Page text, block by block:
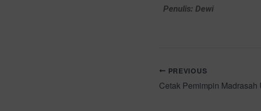
Penulis: Dewi
PREVIOUS